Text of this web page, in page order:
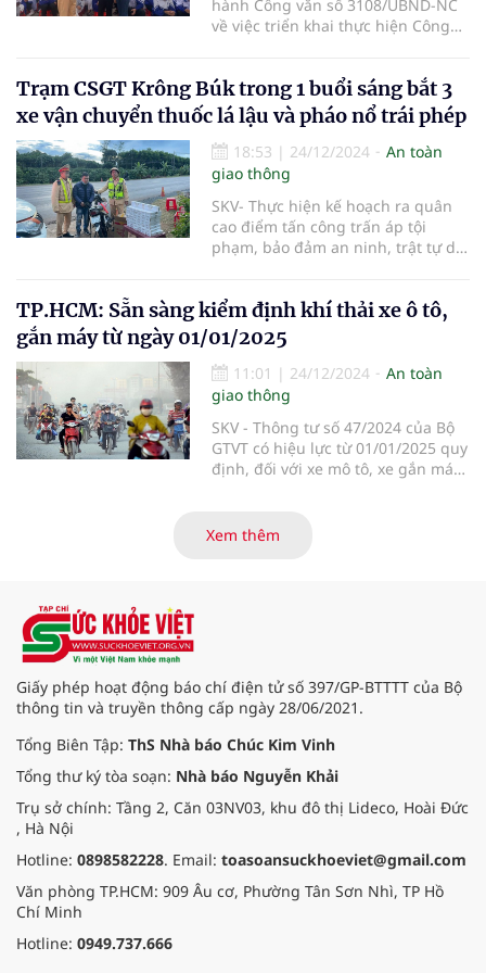
hành Công văn số 3108/UBND-NC
về việc triển khai thực hiện Công
phủ về nâng cao hiệu quả công tác
bảo đảm trật tự, an toàn giao
thông (TTATGT).
Trạm CSGT Krông Búk trong 1 buổi sáng bắt 3
xe vận chuyển thuốc lá lậu và pháo nổ trái phép
18:53 | 24/12/2024
An toàn
giao thông
SKV- Thực hiện kế hoạch ra quân
cao điểm tấn công trấn áp tội
phạm, bảo đảm an ninh, trật tự dịp
24/12, trạm Cảnh sát giao thông
Krông Búk thuộc phòng Cảnh sát
giao thông, Công an tỉnh Đắk Lắk
đã bắt 3 vụ vận chuyển 500 gói
thuốc lá lậu và hơn 28kg pháo nổ
trái phép.
TP.HCM: Sẵn sàng kiểm định khí thải xe ô tô,
gắn máy từ ngày 01/01/2025
11:01 | 24/12/2024
An toàn
giao thông
SKV - Thông tư số 47/2024 của Bộ
GTVT có hiệu lực từ 01/01/2025 quy
định, đối với xe mô tô, xe gắn máy
thải định kỳ là 24 tháng; thời gian
Xem thêm
Giấy phép hoạt động báo chí điện tử số 397/GP-BTTTT của Bộ
thông tin và truyền thông cấp ngày 28/06/2021.
Tổng Biên Tập: ThS Nhà báo Chúc Kim Vinh
Tổng thư ký tòa soạn: Nhà báo Nguyễn Khải
Trụ sở chính: Tầng 2, Căn 03NV03, khu đô thị Lideco, Hoài Đức
, Hà Nội
Hotline: 0898582228. Email: toasoansuckhoeviet@gmail.com
Văn phòng TP.HCM: 909 Âu cơ, Phường Tân Sơn Nhì, TP Hồ
Chí Minh
Hotline: 0949.737.666